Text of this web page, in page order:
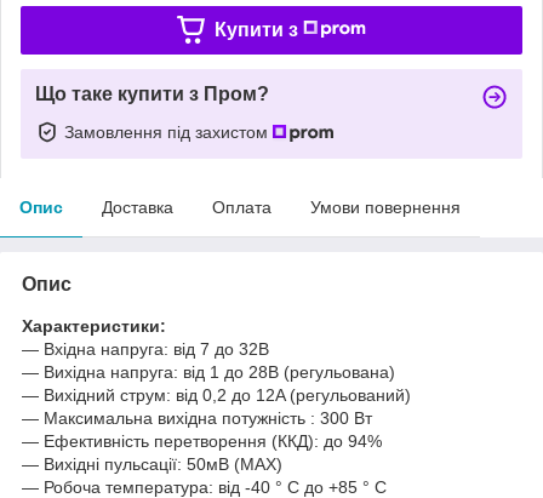
Купити з
Що таке купити з Пром?
Замовлення під захистом
Опис Доставка Оплата Умови повернення
Опис
Характеристики:
― Вхідна напруга: від 7 до 32В
― Вихідна напруга: від 1 до 28В (регульована)
― Вихідний струм: від 0,2 до 12A (регульований)
― Максимальна вихідна потужність : 300 Вт
― Ефективність перетворення (ККД): до 94%
― Вихідні пульсації: 50мВ (MAX)
― Робоча температура: від -40 ° C до +85 ° C